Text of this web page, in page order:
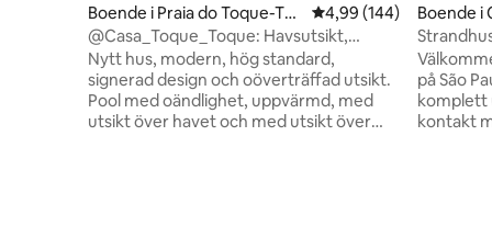
Boende i Praia do Toque-To
que Grande
4,99 av 5 i
4,99 (144)
@Casa_Toque_Toque: Havsutsikt,
uppvärmd infinitypool.
Nytt hus, modern, hög standard,
signerad design och oöverträffad utsikt.
Pool med oändlighet, uppvärmd, med
utsikt över havet och med utsikt över
Boende i
på São
komplett
kontakt